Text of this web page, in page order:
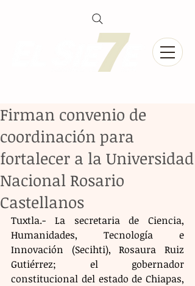
Firman convenio de
coordinación para
fortalecer a la Universidad
Nacional Rosario
Castellanos
Tuxtla.- La secretaria de Ciencia,
Humanidades, Tecnología e
Innovación (Secihti), Rosaura Ruiz
Gutiérrez; el gobernador
constitucional del estado de Chiapas,